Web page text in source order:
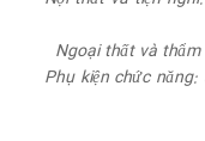
Ngoại thất và thẩm
Phụ kiện chức